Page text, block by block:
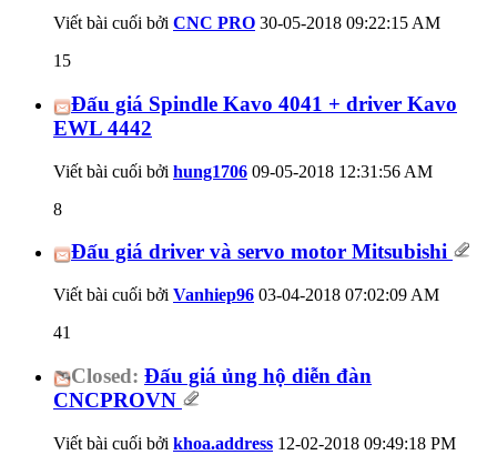
Viết bài cuối bởi CNC PRO 30-05-2018 09:22:15 AM
15
Đấu giá Spindle Kavo 4041 + driver Kavo
EWL 4442
Viết bài cuối bởi hung1706 09-05-2018 12:31:56 AM
8
Đấu giá driver và servo motor Mitsubishi
Viết bài cuối bởi Vanhiep96 03-04-2018 07:02:09 AM
41
Closed: Đấu giá ủng hộ diễn đàn
CNCPROVN
Viết bài cuối bởi khoa.address 12-02-2018 09:49:18 PM